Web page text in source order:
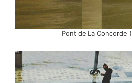
Pont de La Concorde